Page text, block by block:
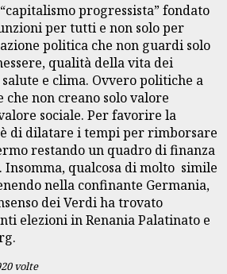
progressista” fondato
per tutti e non solo per
politica che non guardi solo
qualità della vita dei
e clima. Ovvero politiche a
non creano solo valore
sociale. Per favorire la
di dilatare i tempi per rimborsare
restando un quadro di finanza
qualcosa di molto simile
nella confinante Germania,
dei Verdi ha trovato
elezioni in Renania Palatinato e
volte